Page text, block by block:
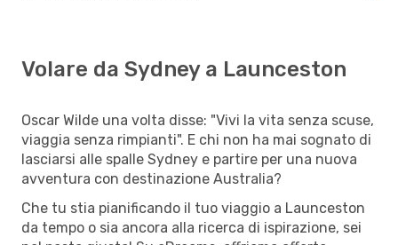
Volare da Sydney a Launceston
Oscar Wilde una volta disse: "Vivi la vita senza scuse,
viaggia senza rimpianti". E chi non ha mai sognato di
lasciarsi alle spalle Sydney e partire per una nuova
avventura con destinazione Australia?
Che tu stia pianificando il tuo viaggio a Launceston
da tempo o sia ancora alla ricerca di ispirazione, sei